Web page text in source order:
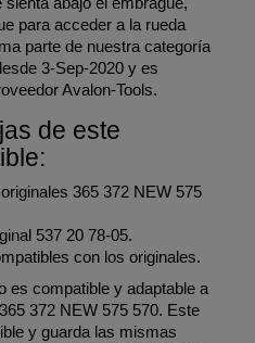
para acceder a la rueda
parte de nuestra categoría
3-Sep-2020 y es
Avalon-Tools.
de este
365 372 NEW 575
537 20 78-05.
con los originales.
es compatible y adaptable a
372 NEW 575 570. Este
y guarda las mismas